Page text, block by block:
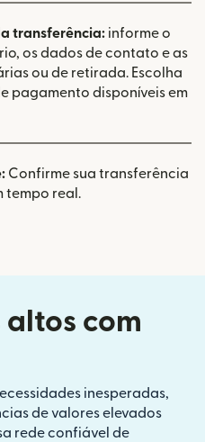
transferência: informe o
os dados de contato e as
ou de retirada. Escolha
pagamento disponíveis em
Confirme sua transferência
tempo real.
altos com
inesperadas,
de valores elevados
rede confiável de